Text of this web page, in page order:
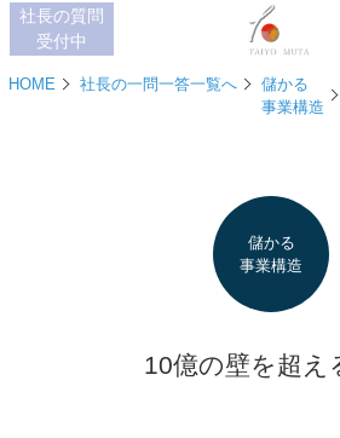
社長の質問
受付中
HOME 社長の一問一答一覧へ
儲かる
事業構造
儲かる
事業構造
10億の壁を超え